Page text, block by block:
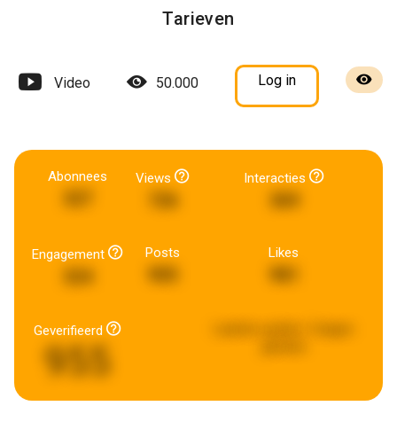
Tarieven
Video 50.000 Log in
Abonnees Views Interacties
Engagement Posts Likes
Geverifieerd
955